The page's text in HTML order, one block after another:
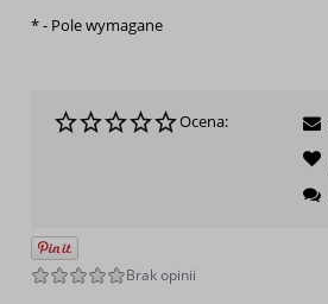
*- Pole wymagane
Ocena: